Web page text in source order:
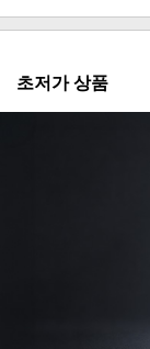
초저가 상품